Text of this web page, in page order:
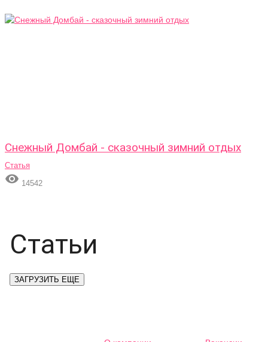
Снежный Домбай - сказочный зимний отдых
Статья
 14542
Статьи
ЗАГРУЗИТЬ ЕЩЕ